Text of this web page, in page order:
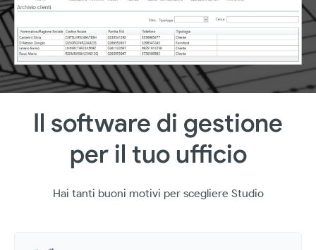
Il software di gestione
per il tuo ufficio
Hai tanti buoni motivi per scegliere Studio